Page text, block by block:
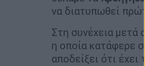
να διατυπωθεί
Στη συνέχεια μετά
η οποία κατάφερε
αποδείξει ότι